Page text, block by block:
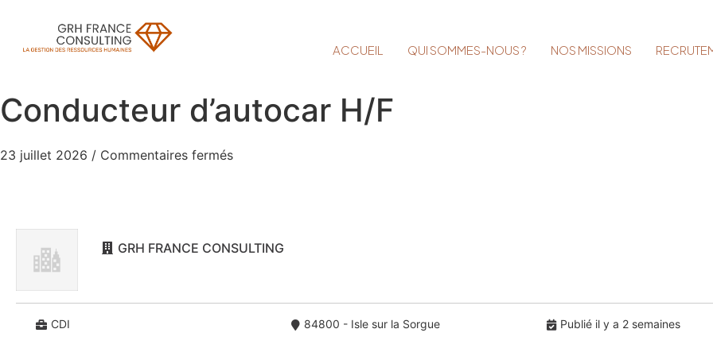
ACCUEIL QUI SOMMES-NOUS ? NOS MISSIONS
Conducteur d’autocar H/F
23 juillet 2026 / Commentaires fermés
GRH FRANCE CONSULTING
CDI 84800 - Isle sur la Sorgue Publié il y a 2 semaines